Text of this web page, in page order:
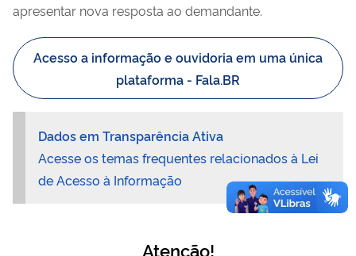
apresentar nova resposta ao demandante.
Acesso a informação e ouvidoria em uma única
plataforma - Fala.BR
Dados em Transparência Ativa
Acesse os temas frequentes relacionados à Lei
de Acesso à Informação
Atenção!